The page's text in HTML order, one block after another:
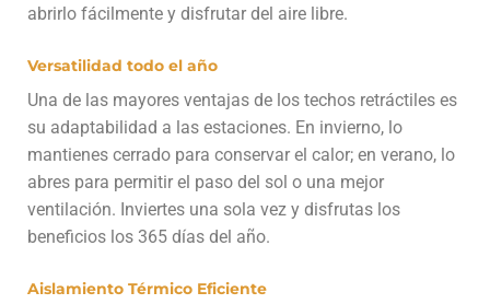
abrirlo fácilmente y disfrutar del aire libre.
Versatilidad todo el año
Una de las mayores ventajas de los techos retráctiles es
su adaptabilidad a las estaciones. En invierno, lo
mantienes cerrado para conservar el calor; en verano, lo
abres para permitir el paso del sol o una mejor
ventilación. Inviertes una sola vez y disfrutas los
beneficios los 365 días del año.
Aislamiento Térmico Eficiente